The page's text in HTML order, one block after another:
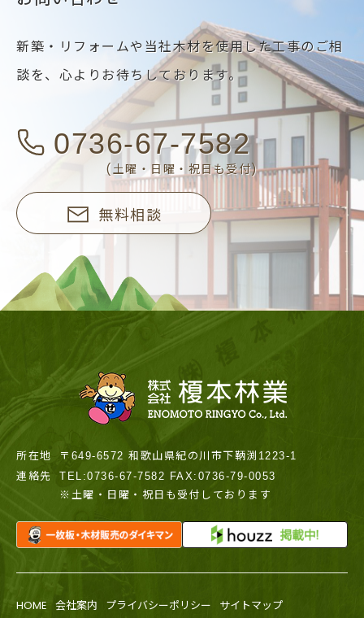
新築・リフォームや当社木材を使用した工事のご相
談を、 心よりお待ちしております。
0736-67-7582
(土曜・日曜・祝日も受付)
無料相談
所在地
〒649-6572 和歌山県紀の川市下鞆渕1223-1
連絡先
TEL:0736-67-7582 FAX:0736-79-0053
※土曜・日曜・祝日も受付しております
HOME 会社案内 プライバシーポリシー サイトマップ